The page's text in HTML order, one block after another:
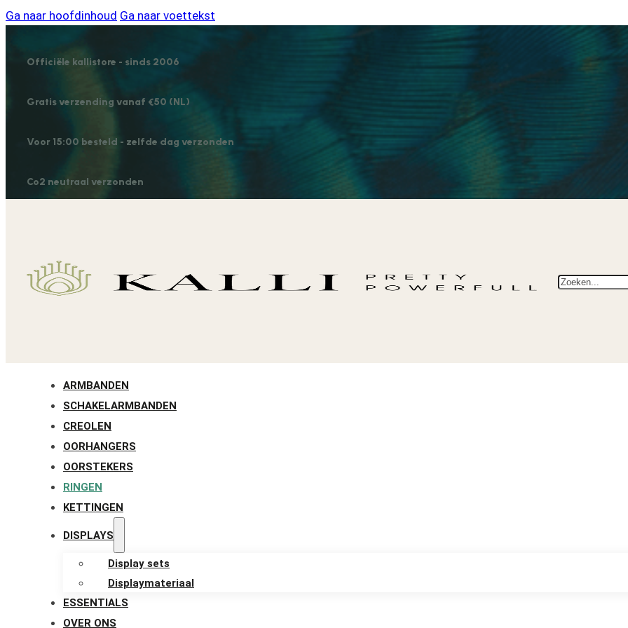
Ga naar hoofdinhoud Ga naar voettekst
Officiële kallistore - sinds 2006
Gratis verzending vanaf €50 (NL)
Voor 15:00 besteld - zelfde dag verzonden
Co2 neutraal verzonden
Zoeken
ARMBANDEN
SCHAKELARMBANDEN
CREOLEN
OORHANGERS
OORSTEKERS
RINGEN
KETTINGEN
DISPLAYS
Display sets
Displaymateriaal
ESSENTIALS
OVER ONS